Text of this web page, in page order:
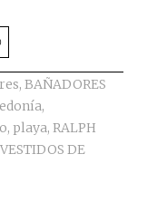
, BAÑADORES
,
, playa, RALPH
VESTIDOS DE